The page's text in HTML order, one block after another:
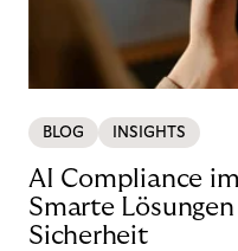
BLOG INSIGHTS
AI Compliance
Smarte
Sicherheit